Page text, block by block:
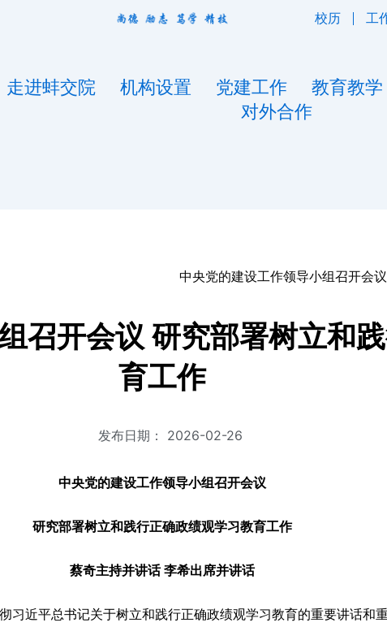
校历 工
走进蚌交院 机构设置 党建工作 教育教学
对外合作
中央党的建设工作领导小组召开会
召开会议 研究部署树立和
育工作
发布日期： 2026-02-26
中央党的建设工作领导小组召开会议
研究部署树立和践行正确政绩观学习教育工作
蔡奇主持并讲话 李希出席并讲话
习近平总书记关于树立和践行正确政绩观学习教育的重要讲话和